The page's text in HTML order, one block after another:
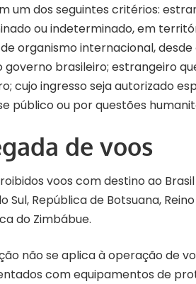
um dos seguintes critérios:
ou indeterminado, em
organismo internacional,
governo brasileiro; estrangeiro
cujo ingresso seja autorizado
público ou por questões
de voos
voos com destino ao
Sul, República de Botsuana,
do Zimbábue.
não se aplica à operação de
com equipamentos de